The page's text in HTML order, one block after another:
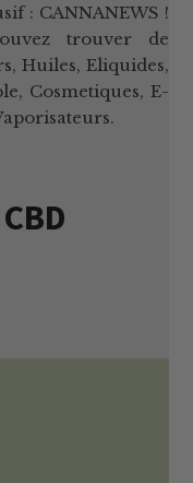
: CANNANEWS !
trouver de
Huiles, Eliquides,
Cosmetiques, E-